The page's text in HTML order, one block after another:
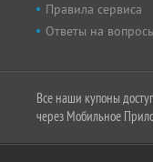
Правила сервиса
Ответы на
Все наши купоны
через Мобильное